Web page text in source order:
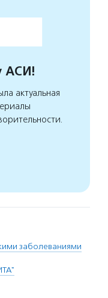
АСИ!
актуальная
заболеваниями